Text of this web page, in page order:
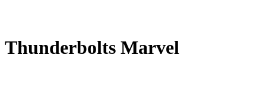
Thunderbolts Marvel